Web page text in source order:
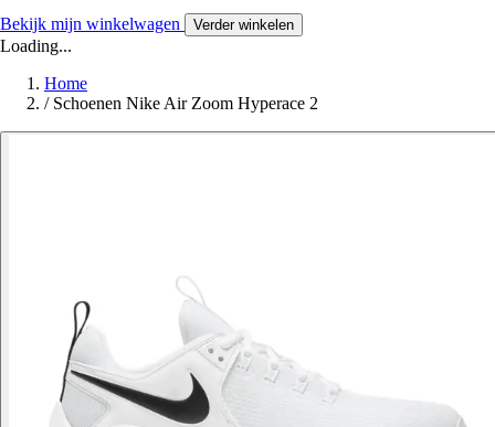
Bekijk mijn winkelwagen Verder winkelen
Loading...
Home
/ Schoenen Nike Air Zoom Hyperace 2